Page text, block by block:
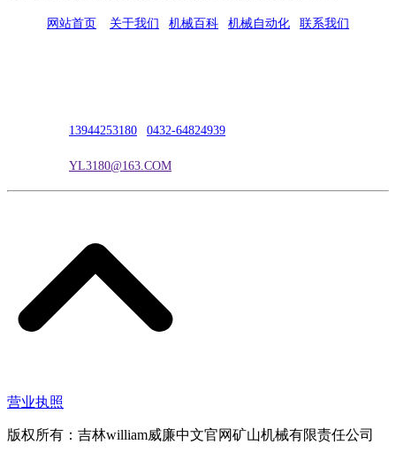
网站首页 关于我们 机械百科 机械自动化 联系我们
13944253180 0432-64824939
YL3180@163.COM
营业执照
版权所有：吉林william威廉中文官网矿山机械有限责任公司